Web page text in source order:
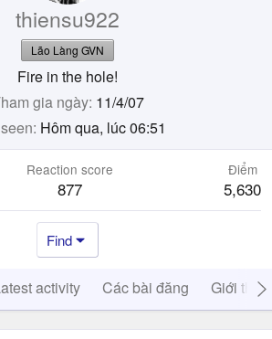
thiensu922
Lão Làng GVN
Fire in the hole!
gia ngày 11/4/07
Hôm qua, lúc 06:51
Reaction score
877
Điểm
5,630
Find
activity Các bài đăng Giới thiệu